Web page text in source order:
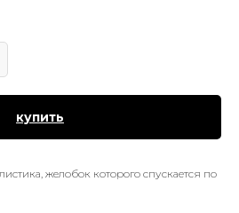
купить
желобок которого спускается по